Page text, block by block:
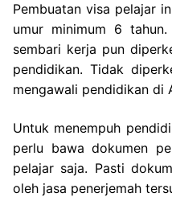
Pembuatan visa pelajar
umur minimum 6
sembari kerja pun
pendidikan. Tidak
mengawali pendidikan di
Untuk menempuh
perlu bawa dokumen
pelajar saja. Pasti
oleh jasa penerjemah